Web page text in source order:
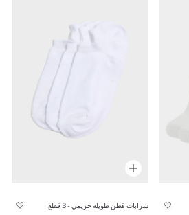
شرابات قطن طويلة حريمي - 3 قطع